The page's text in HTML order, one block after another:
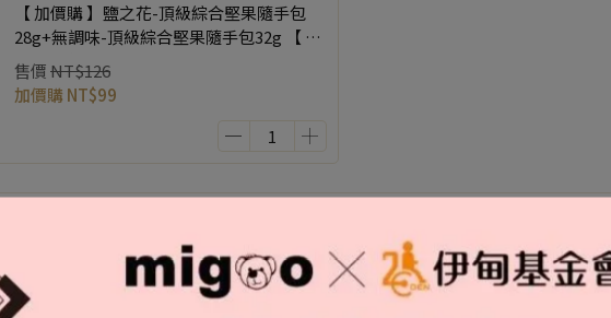
【 加價購 】鹽之花-頂級綜合堅果隨手包
28g+無調味-頂級綜合堅果隨手包32g 【 2
入 各一包 】
售價NT$126
加價購 NT$99